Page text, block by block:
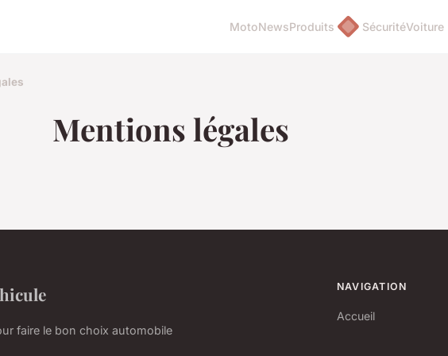
MotoNewsProduits SécuritéVoiture
Mentions légales
faire le bon choix automobile
NAVIGATION
Accueil